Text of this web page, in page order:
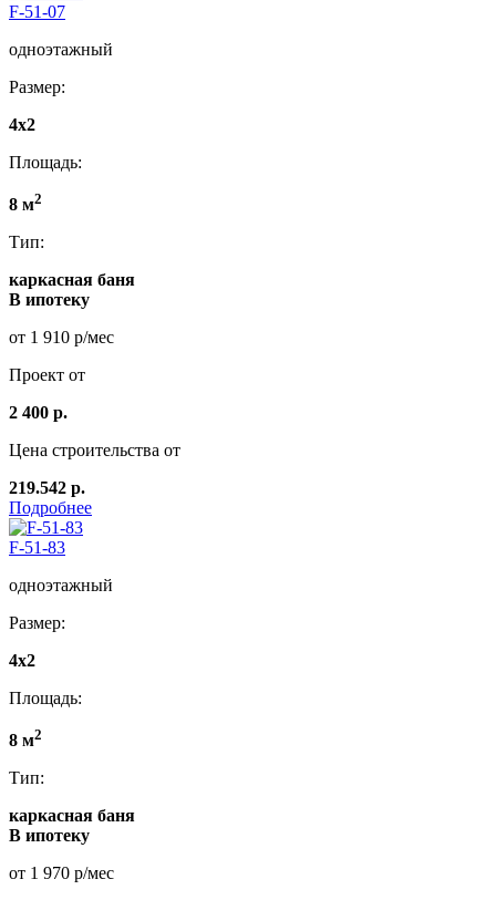
F-51-07
одноэтажный
Размер:
4x2
Площадь:
8 м2
Тип:
каркасная баня
В ипотеку
от 1 910 р/мес
Проект от
2 400 р.
Цена строительства от
219.542 р.
Подробнее
F-51-83
одноэтажный
Размер:
4x2
Площадь:
8 м2
Тип:
каркасная баня
В ипотеку
от 1 970 р/мес